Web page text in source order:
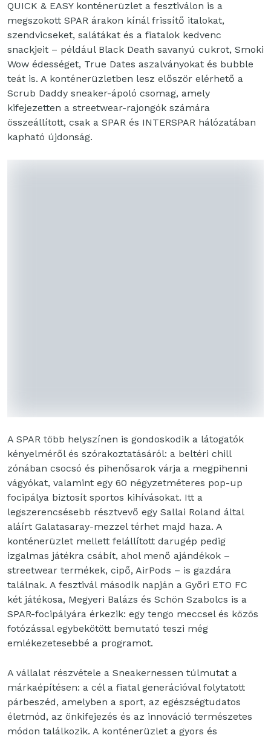
QUICK & EASY konténerüzlet a fesztiválon is a
megszokott SPAR árakon kínál frissítő italokat,
szendvicseket, salátákat és a fiatalok kedvenc
snackjeit – például Black Death savanyú cukrot, Smoki
Wow édességet, True Dates aszalványokat és bubble
teát is. A konténerüzletben lesz először elérhető a
Scrub Daddy sneaker-ápoló csomag, amely
kifejezetten a streetwear-rajongók számára
összeállított, csak a SPAR és INTERSPAR hálózatában
kapható újdonság.
A SPAR több helyszínen is gondoskodik a látogatók
kényelméről és szórakoztatásáról: a beltéri chill
zónában csocsó és pihenősarok várja a megpihenni
vágyókat, valamint egy 60 négyzetméteres pop-up
focipálya biztosít sportos kihívásokat. Itt a
legszerencsésebb résztvevő egy Sallai Roland által
aláírt Galatasaray-mezzel térhet majd haza. A
konténerüzlet mellett felállított darugép pedig
izgalmas játékra csábít, ahol menő ajándékok –
streetwear termékek, cipő, AirPods – is gazdára
találnak. A fesztivál második napján a Győri ETO FC
két játékosa, Megyeri Balázs és Schön Szabolcs is a
SPAR-focipályára érkezik: egy tengo meccsel és közös
fotózással egybekötött bemutató teszi még
emlékezetesebbé a programot.
A vállalat részvétele a Sneakernessen túlmutat a
márkaépítésen: a cél a fiatal generációval folytatott
párbeszéd, amelyben a sport, az egészségtudatos
életmód, az önkifejezés és az innováció természetes
módon találkozik. A konténerüzlet a gyors és